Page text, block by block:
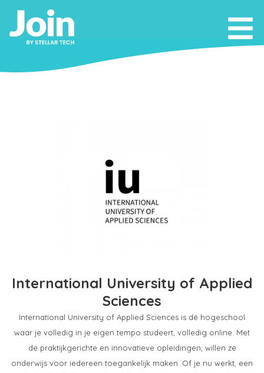
International University of Applied
Sciences
International University of Applied Sciences is dé hogeschool
waar je volledig in je eigen tempo studeert, volledig online. Met
de praktijkgerichte en innovatieve opleidingen, willen ze
onderwijs voor iedereen toegankelijk maken. Of je nu werkt, een